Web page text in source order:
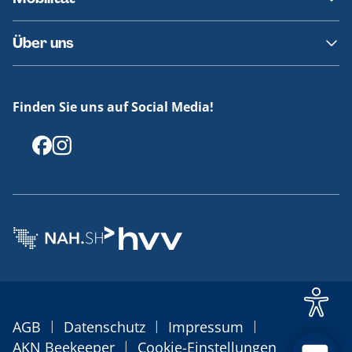
Fundsachen
Häufige Fragen
Barrierefreies Reisen
Erklärung Barrierefreiheit
Über uns
Offenlegungen
Finden Sie uns auf Social Media!
AGB | Datenschutz | Impressum |
AKN Beekeeper | Cookie-Einstellungen